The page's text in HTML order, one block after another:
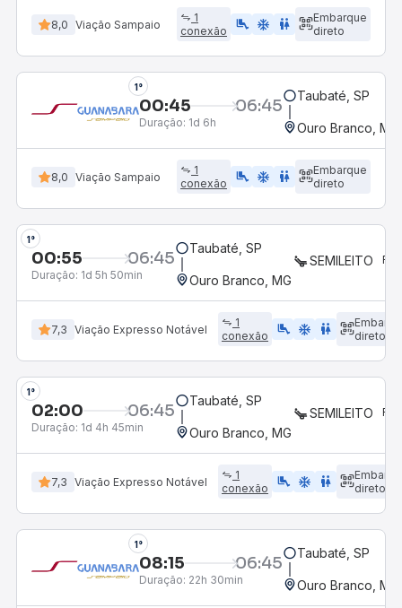
8,0 Viação Sampaio
1
conexão
airline_seat_legroom_extra ac_unit WC
Embarque
direto
1°
00:45 06:45
Duração: 1d 6h
Taubaté, SP
Ouro Branco, MG
8,0 Viação Sampaio
1
conexão
airline_seat_legroom_extra ac_unit WC
Embarque
direto
00:55 06:45
Duração:1d 5h 50min
7,3 Viação Expresso Notável
1
conexão
airline_seat_legroom_extra ac_unit WC
direto
02:00 06:45
Duração:1d 4h 45min
7,3 Viação Expresso Notável
1
conexão
airline_seat_legroom_extra ac_unit WC
direto
1°
08:15 06:45
Duração: 22h 30min
Taubaté, SP
Ouro Branco, MG